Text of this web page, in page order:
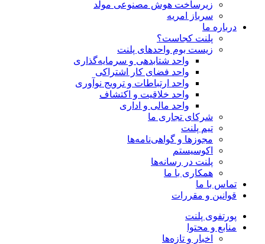
زیرساخت هوش مصنوعی مولد
سرباز امریه
درباره ما
پلنت کجاست؟
زیست بوم واحد‌های پلنت
واحد شتابدهی و سرمایه‌گذاری
واحد فضای کار اشتراکی
واحد ارتباطات و ترویج نوآوری
واحد خلاقیت و اکتشاف
واحد مالی و اداری
شرکای تجاری ما
تیم پلنت
مجوزها و گواهی‌نامه‌ها
اکوسیستم
پلنت در رسانه‌ها
همکاری با ما
تماس با ما
قوانین و مقررات
پورتفوی پلنت
منابع و محتوا
اخبار و تازه‌ها